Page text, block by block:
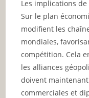
Les implications
Sur le plan
modifient les
mondiales,
compétition. Cela
les alliances
doivent
commerciales et